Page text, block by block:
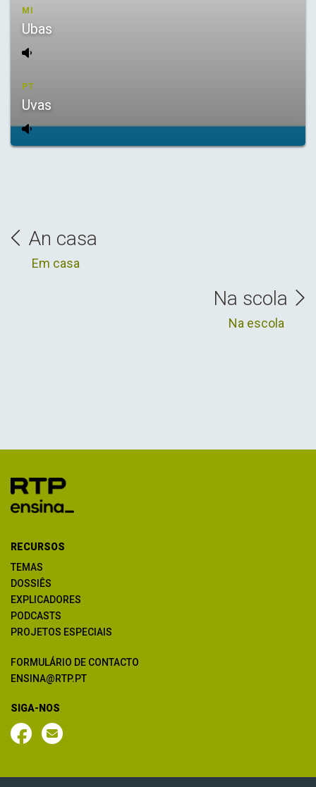
MI
Ubas
PT
Uvas
An casa
Em casa
Na scola
Na escola
RECURSOS
TEMAS
DOSSIÊS
EXPLICADORES
PODCASTS
PROJETOS ESPECIAIS
FORMULÁRIO DE CONTACTO
ENSINA@RTP.PT
SIGA-NOS